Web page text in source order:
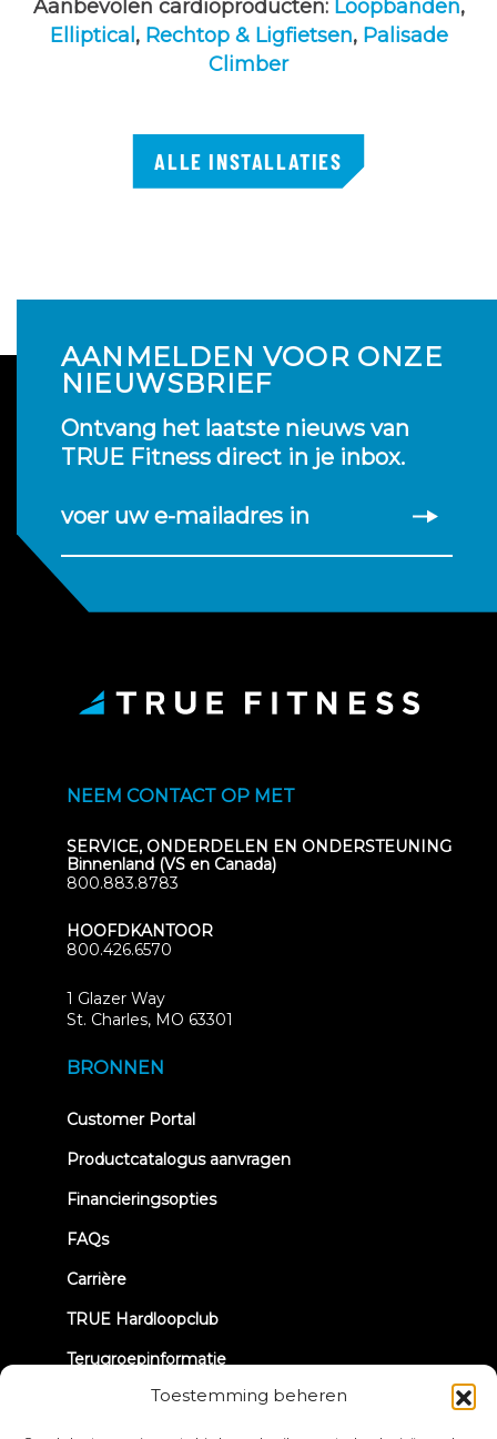
Toestemming beheren
Aanbevolen cardioproducten: Loopbanden,
Elliptical, Rechtop & Ligfietsen, Palisade
Climber
ALLE INSTALLATIES
AANMELDEN VOOR ONZE
NIEUWSBRIEF
Ontvang het laatste nieuws van
TRUE Fitness direct in je inbox.
voer uw e-mailadres in
NEEM CONTACT OP MET
SERVICE, ONDERDELEN EN ONDERSTEUNING
Binnenland (VS en Canada)
800.883.8783
HOOFDKANTOOR
800.426.6570
1 Glazer Way
St. Charles, MO 63301
BRONNEN
Customer Portal(opens
new
Productcatalogus aanvragen
Financieringsopties
FAQs
Carrière
TRUE Hardloopclub
Terugroepinformatie